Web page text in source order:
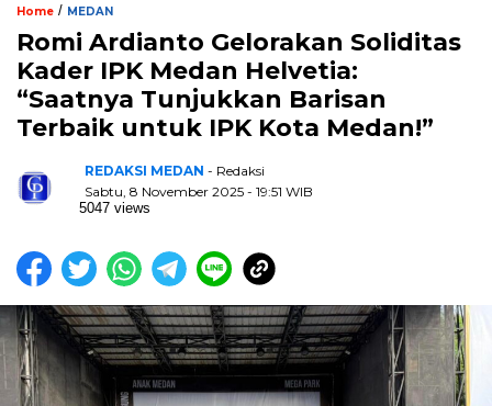
Home / MEDAN
Romi Ardianto Gelorakan Soliditas
Kader IPK Medan Helvetia:
“Saatnya Tunjukkan Barisan
Terbaik untuk IPK Kota Medan!”
REDAKSI MEDAN - Redaksi
Sabtu, 8 November 2025 - 19:51 WIB
5047 views